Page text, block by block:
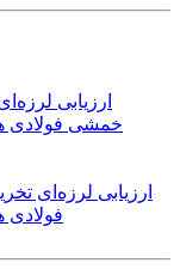
ارزیابی لرزه‌ای
فولادی